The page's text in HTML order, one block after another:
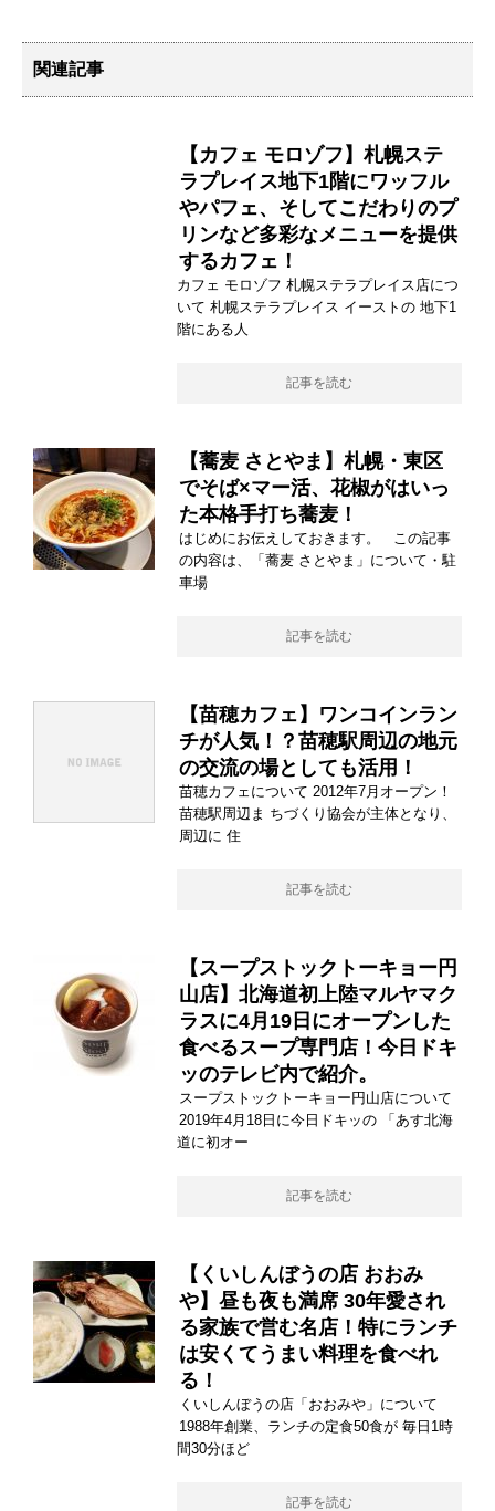
関連記事
【カフェ モロゾフ】札幌ステ
ラプレイス地下1階にワッフル
やパフェ、そしてこだわりのプ
リンなど多彩なメニューを提供
するカフェ！
カフェ モロゾフ 札幌ステラプレイス店につ
いて 札幌ステラプレイス イーストの 地下1
階にある人
記事を読む
【蕎麦 さとやま】札幌・東区
でそば×マー活、花椒がはいっ
た本格手打ち蕎麦！
はじめにお伝えしておきます。 この記事
の内容は、「蕎麦 さとやま」について・駐
車場
記事を読む
【苗穂カフェ】ワンコインラン
チが人気！？苗穂駅周辺の地元
の交流の場としても活用！
苗穂カフェについて 2012年7月オープン！
苗穂駅周辺ま ちづくり協会が主体となり、
周辺に 住
記事を読む
【スープストックトーキョー円
山店】北海道初上陸マルヤマク
ラスに4月19日にオープンした
食べるスープ専門店！今日ドキ
ッのテレビ内で紹介。
スープストックトーキョー円山店について
2019年4月18日に今日ドキッの 「あす北海
道に初オー
記事を読む
【くいしんぼうの店 おおみ
や】昼も夜も満席 30年愛され
る家族で営む名店！特にランチ
は安くてうまい料理を食べれ
る！
くいしんぼうの店「おおみや」について
1988年創業、ランチの定食50食が 毎日1時
間30分ほど
記事を読む